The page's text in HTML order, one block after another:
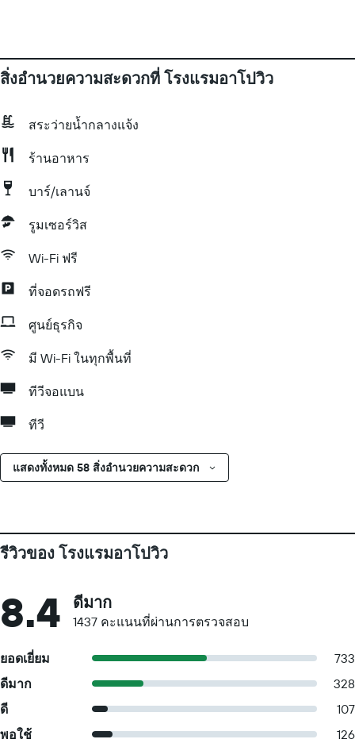
สิ่งอำนวยความสะดวกที่ โรงแรมอาโปวิว
สระว่ายน้ำกลางแจ้ง
ร้านอาหาร
บาร์/เลานจ์
รูมเซอร์วิส
Wi-Fi ฟรี
ที่จอดรถฟรี
ศูนย์ธุรกิจ
มี Wi-Fi ในทุกพื้นที่
ทีวีจอแบน
ทีวี
แสดงทั้งหมด 58 สิ่งอำนวยความสะดวก
รีวิวของ โรงแรมอาโปวิว
8.4 ดีมาก
1437 คะแนนที่ผ่านการตรวจสอบ
ยอดเยี่ยม
733
ดีมาก
328
ดี
107
พอใช้
126